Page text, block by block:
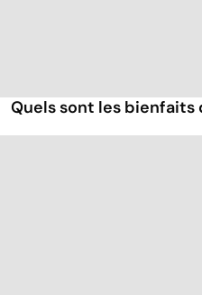
Quels sont les bienfaits